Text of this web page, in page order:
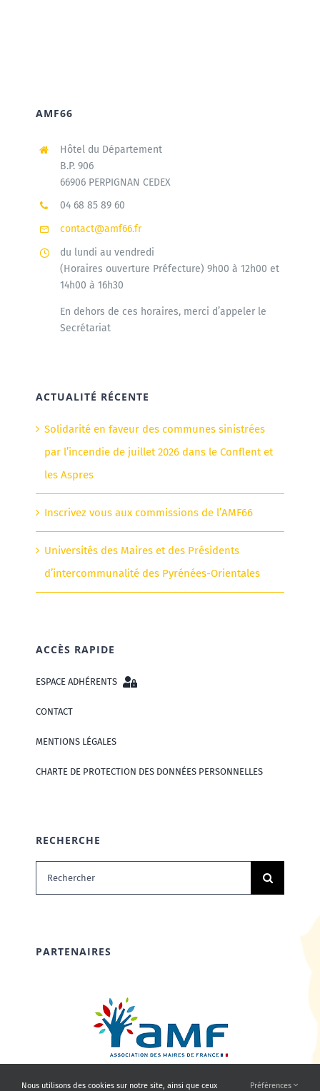
AMF66
Hôtel du Département
B.P. 906
66906 PERPIGNAN CEDEX
04 68 85 89 60
contact@amf66.fr
du lundi au vendredi
(Horaires ouverture Préfecture) 9h00 à 12h00 et
14h00 à 16h30
En dehors de ces horaires, merci d’appeler le
Secrétariat
ACTUALITÉ RÉCENTE
Solidarité en faveur des communes sinistrées
par l’incendie de juillet 2026 dans le Conflent et
les Aspres
Inscrivez vous aux commissions de l’AMF66
Universités des Maires et des Présidents
d’intercommunalité des Pyrénées-Orientales
ACCÈS RAPIDE
ESPACE ADHÉRENTS
CONTACT
MENTIONS LÉGALES
CHARTE DE PROTECTION DES DONNÉES PERSONNELLES
RECHERCHE
Rechercher:
PARTENAIRES
Nous utilisons des cookies sur notre site, ainsi que ceux Préférences